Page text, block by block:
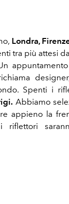
Londra,
tra più attesi
Spenti i
Abbiamo
appieno la
riflettori